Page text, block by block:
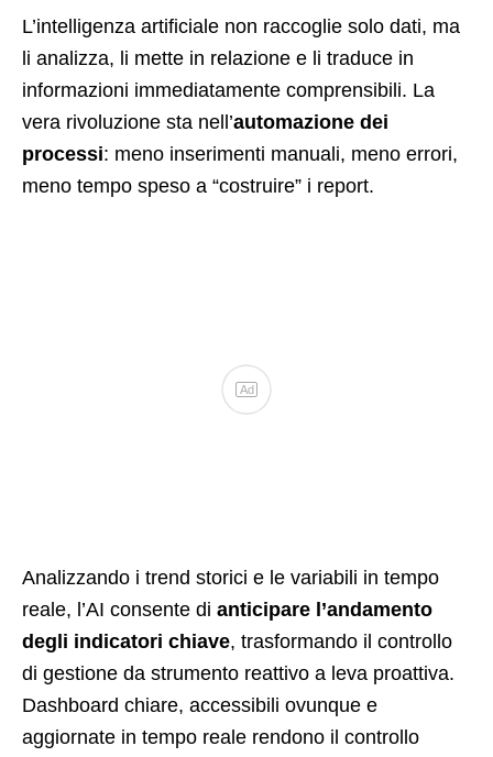
L’intelligenza artificiale non raccoglie solo dati, ma
li analizza, li mette in relazione e li traduce in
informazioni immediatamente comprensibili. La
vera rivoluzione sta nell’automazione dei
processi: meno inserimenti manuali, meno errori,
meno tempo speso a “costruire” i report.
Ad
Analizzando i trend storici e le variabili in tempo
reale, l’AI consente di anticipare l’andamento
degli indicatori chiave, trasformando il controllo
di gestione da strumento reattivo a leva proattiva.
Dashboard chiare, accessibili ovunque e
aggiornate in tempo reale rendono il controllo